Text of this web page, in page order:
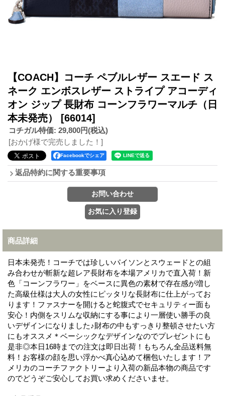
【COACH】コーチ ペブルレザー スエード ス
ネーク エンボスレザー ストライプ アコーディ
オン ジップ 長財布 コーンフラワーマルチ（日
本未発売） [66014]
コチガル特価: 29,800円(税込)
[おかげ様で完売しました！]
Facebookでシェア
返品特約に関する重要事項
商品詳細
日本未発売！コーチでは珍しいパイソンとスウェードとの組
み合わせが斬新な超レア長財布を本場アメリカで直入荷！新
色「コーンフラワー」をベースに異色の素材で存在感が増し
た高級仕様は大人の女性にピッタリな長財布に仕上がってお
ります！ファスナーを開けると蛇腹式でセキュリティー面も
安心！内側をスリムな収納にする事により一層使い勝手の良
いデザインになりました♪財布の中もすっきり整頓させたい方
にもオススメ＊ベーシックなデザインなのでプレゼントにも
是非◎本日16時までの注文は即日出荷！もちろん全品送料無
料！お客様の顔を思い浮かべ真心込めて梱包いたします！ア
メリカのコーチファクトリーより入荷の新品本物の商品です
のでどうぞご安心してお買い求めくださいませ。